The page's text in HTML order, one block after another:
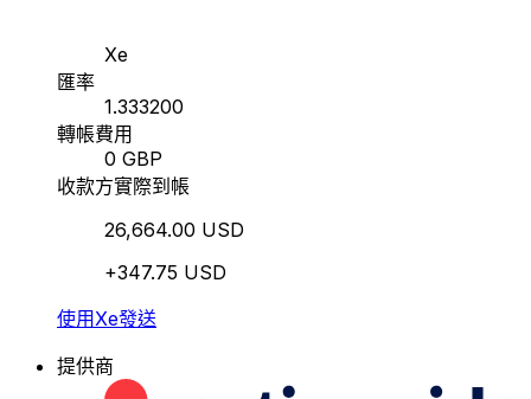
Xe
匯率
1.333200
轉帳費用
0 GBP
收款方實際到帳
26,664.00 USD
+347.75 USD
使用Xe發送
提供商